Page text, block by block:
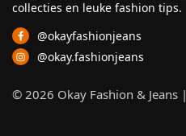
collecties en leuke fashion tips.
@okayfashionjeans
@okay.fashionjeans
© 2026 Okay Fashion & Jeans |